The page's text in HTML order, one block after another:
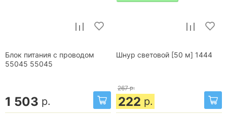
Блок питания с проводом
55045 55045
1 503 р.
Шнур световой [50 м] 1444
267 р.
222 р.